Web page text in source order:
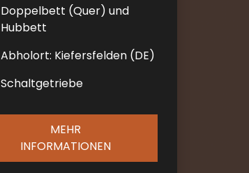
Doppelbett (Quer) und
Hubbett
Abholort: Kiefersfelden (DE)
Schaltgetriebe
MEHR
INFORMATIONEN